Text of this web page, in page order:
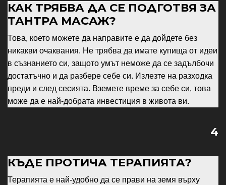
КАК ТРЯБВА ДА СЕ ПОДГОТВЯ ЗА
ТАНТРА МАСАЖ?
Това, което можете да направите е да дойдете без
никакви очаквания. Не трябва да имате купища от идеи
в съзнанието си, защото умът неможе да се задълбочи
достатъчно и да разбере себе си. Излезте на разходка
преди и след сесията. Вземете време за себе си, това
може да е най-добрата инвестиция в живота ви.
4
КЪДЕ ПРОТИЧА ТЕРАПИЯТА?
Терапията е най-удобно да се прави на земя върху